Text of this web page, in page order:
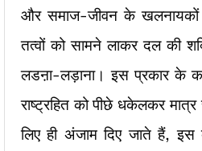
और समाज-जीवन के खलनायकों
तत्वों को सामने लाकर दल की
लडऩा-लड़ाना। इस प्रकार के
राष्ट्रहित को पीछे धकेलकर
लिए ही अंजाम दिए जाते हैं, इस